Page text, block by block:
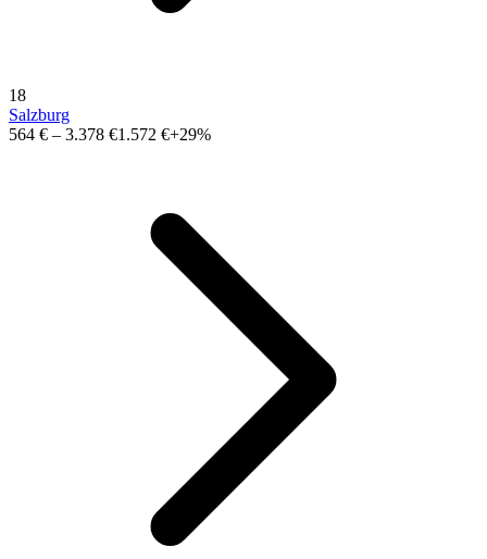
18
Salzburg
564 € – 3.378 €1.572 €+29%